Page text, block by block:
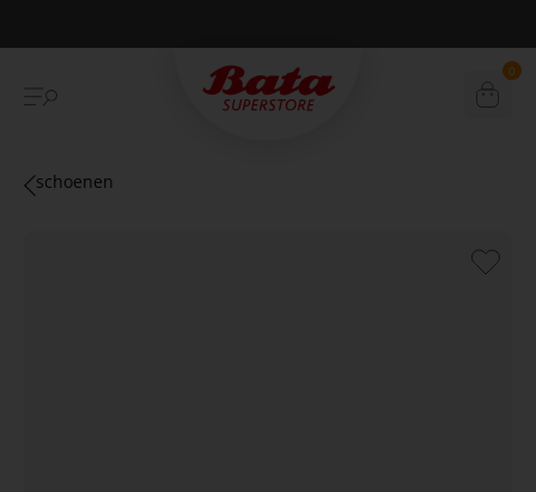
Betaal achteraf met Klarna 0
schoenen